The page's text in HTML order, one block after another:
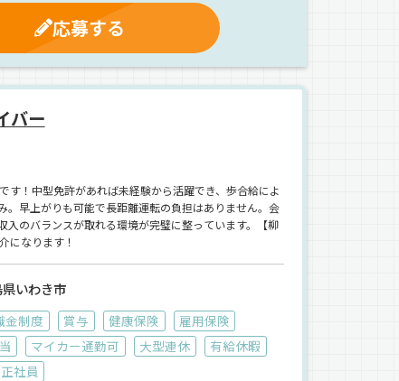
応募する
バー
！中型免許があれば未経験から活躍でき、歩合給によ
早上がりも可能で長距離運転の負担はありません。会
のバランスが取れる環境が完璧に整っています。【柳
になります！
いわき市
金制度 賞与 健康保険
雇用保険
マイカー通勤可 大型連休
有給休暇
正社員